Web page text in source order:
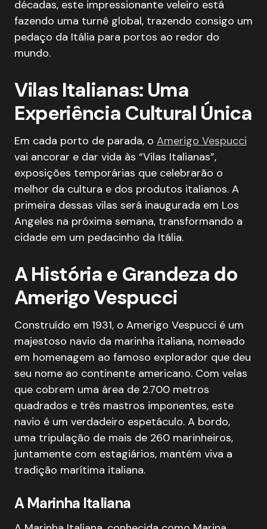
décadas, este impressionante veleiro está
fazendo uma turnê global, trazendo consigo um
pedaço da Itália para portos ao redor do
mundo.
Vilas Italianas: Uma
Experiência Cultural Única
Em cada porto de parada, o Amerigo Vespucci
vai ancorar e dar vida às “Vilas Italianas”,
exposições temporárias que celebrarão o
melhor da cultura e dos produtos italianos. A
primeira dessas vilas será inaugurada em Los
Angeles na próxima semana, transformando a
cidade em um pedacinho da Itália.
A História e Grandeza do
Amerigo Vespucci
Construído em 1931, o Amerigo Vespucci é um
majestoso navio da marinha italiana, nomeado
em homenagem ao famoso explorador que deu
seu nome ao continente americano. Com velas
que cobrem uma área de 2.700 metros
quadrados e três mastros imponentes, este
navio é um verdadeiro espetáculo. A bordo,
uma tripulação de mais de 260 marinheiros,
juntamente com estagiários, mantém viva a
tradição marítima italiana.
A Marinha Italiana